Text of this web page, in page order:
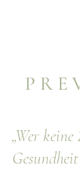
„Wer